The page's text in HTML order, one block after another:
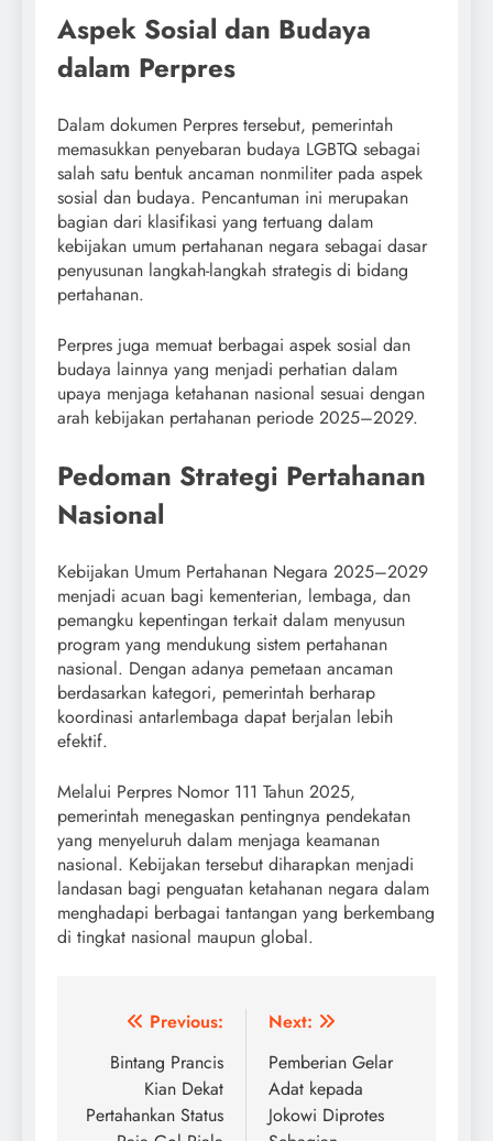
Aspek Sosial dan Budaya
dalam Perpres
Dalam dokumen Perpres tersebut, pemerintah
memasukkan penyebaran budaya LGBTQ sebagai
salah satu bentuk ancaman nonmiliter pada aspek
sosial dan budaya. Pencantuman ini merupakan
bagian dari klasifikasi yang tertuang dalam
kebijakan umum pertahanan negara sebagai dasar
penyusunan langkah-langkah strategis di bidang
pertahanan.
Perpres juga memuat berbagai aspek sosial dan
budaya lainnya yang menjadi perhatian dalam
upaya menjaga ketahanan nasional sesuai dengan
arah kebijakan pertahanan periode 2025–2029.
Pedoman Strategi Pertahanan
Nasional
Kebijakan Umum Pertahanan Negara 2025–2029
menjadi acuan bagi kementerian, lembaga, dan
pemangku kepentingan terkait dalam menyusun
program yang mendukung sistem pertahanan
nasional. Dengan adanya pemetaan ancaman
berdasarkan kategori, pemerintah berharap
koordinasi antarlembaga dapat berjalan lebih
efektif.
Melalui Perpres Nomor 111 Tahun 2025,
pemerintah menegaskan pentingnya pendekatan
yang menyeluruh dalam menjaga keamanan
nasional. Kebijakan tersebut diharapkan menjadi
landasan bagi penguatan ketahanan negara dalam
menghadapi berbagai tantangan yang berkembang
di tingkat nasional maupun global.
Post
navigation
Previous:
Bintang Prancis
Kian Dekat
Pertahankan Status
Next:
Pemberian Gelar
Adat kepada
Jokowi Diprotes